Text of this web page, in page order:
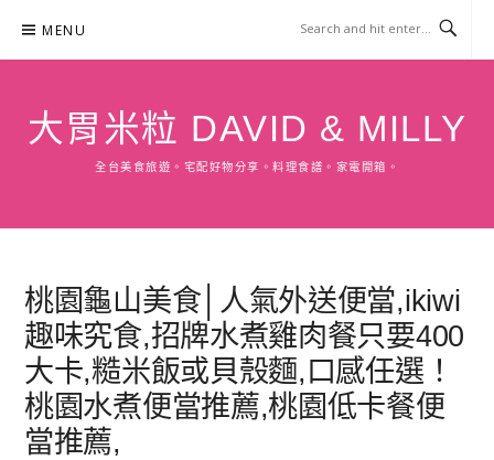
content
MENU
大胃米粒 DAVID & MILLY
全台美食旅遊。宅配好物分享。料理食譜。家電開箱。
桃園龜山美食│人氣外送便當,ikiwi
趣味究食,招牌水煮雞肉餐只要400
大卡,糙米飯或貝殼麵,口感任選！
桃園水煮便當推薦,桃園低卡餐便
當推薦,